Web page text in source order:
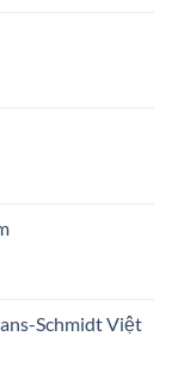
Schmidt Việt